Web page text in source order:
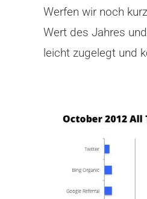
Werfen wir noch
Wert des Jahres
leicht zugelegt und